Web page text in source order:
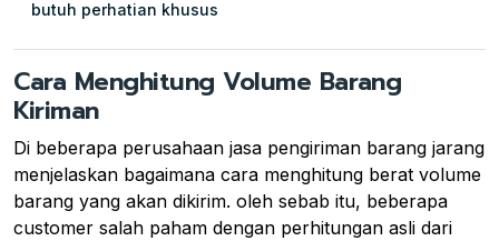
butuh perhatian khusus
Cara Menghitung Volume Barang
Kiriman
Di beberapa perusahaan jasa pengiriman barang jarang
menjelaskan bagaimana cara menghitung berat volume
barang yang akan dikirim. oleh sebab itu, beberapa
customer salah paham dengan perhitungan asli dari